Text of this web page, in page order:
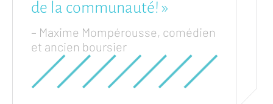
de la communauté! »
– Maxime Mompérousse, comédien
et ancien boursier